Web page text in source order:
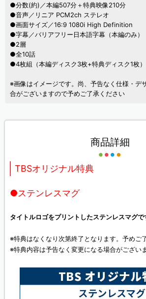
●分数(約)／本編507分＋特典映像210分
●音声／リニア PCM2ch ステレオ
●画面サイズ／16:9 1080i High Definition
●字幕／バリアフリー日本語字幕（本編のみ）
●2層
●全10話
●4枚組（本編ディスク3枚+特典ディスク1枚）
※画像はイメージです。尚、予告なく仕様・デ
合がございますので予めご了承ください
商品詳細
TBSオリジナル特典
●ステンレスマグ
タイトルロゴをプリントしたステンレスマグで
※特典はなくなり次第終了となります。予めご
※特典内容は予告なく変更になる場合がございま